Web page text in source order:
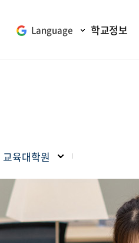
Language 학교정보
교육대학원